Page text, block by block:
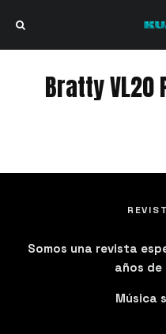
Bratty VL20
Somos una revista
años
Música